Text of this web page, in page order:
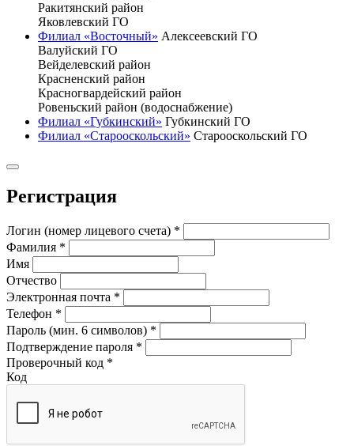
Ракитянский район
Яковлевский ГО
Филиал «Восточный» Алексеевский ГО
Валуйский ГО
Вейделевский район
Красненский район
Красногвардейский район
Ровеньский район (водоснабжение)
Филиал «Губкинский» Губкинский ГО
Филиал «Старооскольский» Старооскольский ГО
Регистрация
Логин (номер лицевого счета) *
Фамилия *
Имя
Отчество
Электронная почта *
Телефон *
Пароль (мин. 6 символов) *
Подтверждение пароля *
Проверочный код *
Код